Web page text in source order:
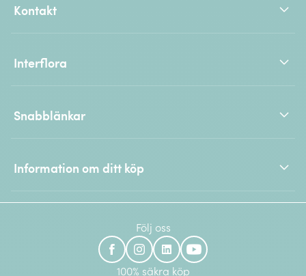
Kontakt
Interflora
Snabblänkar
Information om ditt köp
Följ oss
100% säkra köp